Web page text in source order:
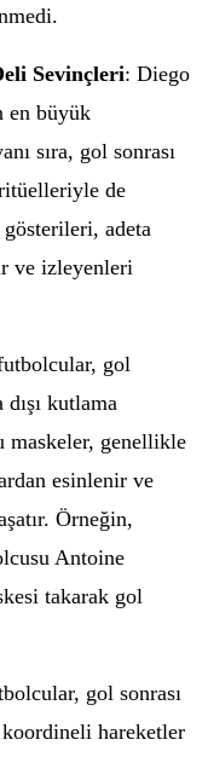
Sevinçleri: Diego
en büyük
sıra, gol sonrası
de
gösterileri, adeta
ve izleyenleri
gol
dışı kutlama
genellikle
esinlenir ve
Örneğin,
Antoine
takarak gol
gol sonrası
hareketler